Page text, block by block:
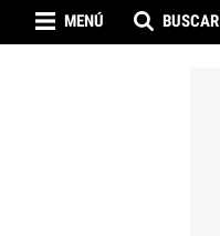
MENÚ BUSCAR